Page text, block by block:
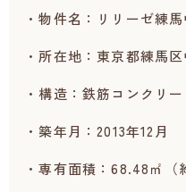
・物件名：リリーゼ練
・所在地：東京都練馬
・構造：鉄筋コンクリ
・築年月：2013年12月
・専有面積：68.48㎡（